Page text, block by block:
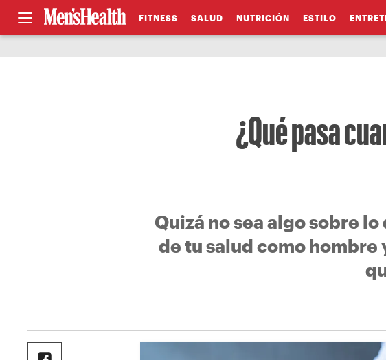
FITNESS SALUD NUTRICIÓN ESTILO
¿Qué pasa
Quizá no sea algo sobre
de tu salud como hombre